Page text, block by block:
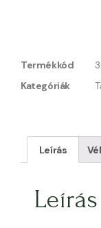
Termékkód
Kategóriák
Leírás
Leírás